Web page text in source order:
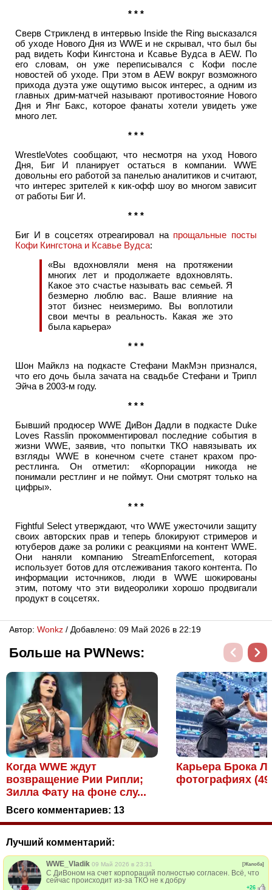
* * *
Сверв Стрикленд в интервью Inside the Ring высказался
об уходе Нового Дня из WWE и не скрывал, что был бы
рад видеть Кофи Кингстона и Ксавье Вудса в AEW. По
его словам, он уже переписывался с Кофи после
новостей об уходе. При этом в AEW вокруг возможного
прихода дуэта уже ощутимо высок интерес, а одним из
главных дрим-матчей называют противостояние Нового
Дня и Янг Бакс, которое фанаты хотели увидеть уже
много лет.
* * *
WrestleVotes сообщают, что несмотря на уход Нового
Дня, Биг И планирует остаться в компании. WWE
довольны его работой за панелью аналитиков и считают,
что интерес зрителей к кик-офф шоу во многом зависит
от работы Биг И.
* * *
Биг И в соцсетях отреагировал на прощальные посты
Кофи Кингстона и Ксавье Вудса:
«Вы вдохновляли меня на протяжении
многих лет и продолжаете вдохновлять.
Какое это счастье называть вас семьей. Я
безмерно люблю вас. Ваше влияние на
этот бизнес неизмеримо. Вы воплотили
свои мечты в реальность. Какая же это
была карьера»
* * *
Шон Майклз на подкасте Стефани МакМэн признался,
что его дочь была зачата на свадьбе Стефани и Трипл
Эйча в 2003-м году.
* * *
Бывший продюсер WWE ДиВон Дадли в подкасте Duke
Loves Rasslin прокомментировал последние события в
жизни WWE, заявив, что попытки ТКО навязывать их
взгляды WWE в конечном счете станет крахом про-
рестлинга. Он отметил: «Корпорации никогда не
понимали рестлинг и не поймут. Они смотрят только на
цифры».
* * *
Fightful Select утверждают, что WWE ужесточили защиту
своих авторских прав и теперь блокируют стримеров и
ютуберов даже за ролики с реакциями на контент WWE.
Они наняли компанию StreamEnforcement, которая
использует ботов для отслеживания такого контента. По
информации источников, люди в WWE шокированы
этим, потому что эти видеоролики хорошо продвигали
продукт в соцсетях.
Автор: Wonkz / Добавлено: 09 Май 2026 в 22:19
Больше на PWNews:
Когда WWE ждут
возвращение Рии Рипли;
Зилла Фату на фоне слу...
Карьера Брока
фотографиях
Всего комментариев: 13
Лучший комментарий:
WWE_Vladik 09 Май 2026 в 23:31 [Жалоба]
С ДиВоном на счет корпораций полностью согласен. Всё, что
сейчас происходит из-за ТКО не к добру
+26